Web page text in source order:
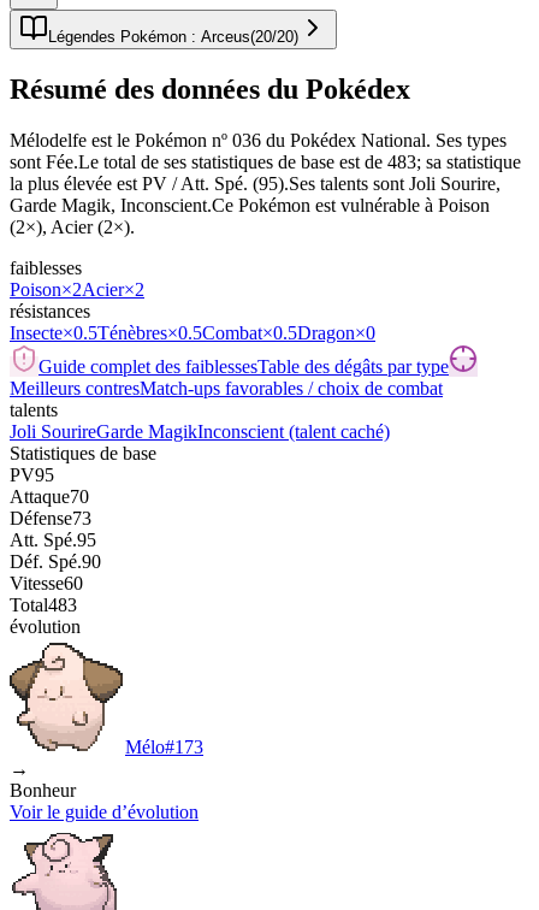
Légendes Pokémon : Arceus(20/20)
Résumé des données du Pokédex
Mélodelfe est le Pokémon nº 036 du Pokédex National. Ses types
sont Fée.Le total de ses statistiques de base est de 483; sa statistique
la plus élevée est PV / Att. Spé. (95).Ses talents sont Joli Sourire,
Garde Magik, Inconscient.Ce Pokémon est vulnérable à Poison
(2×), Acier (2×).
faiblesses
Poison×2Acier×2
résistances
Insecte×0.5Ténèbres×0.5Combat×0.5Dragon×0
Guide complet des faiblessesTable des dégâts par type
Meilleurs contresMatch-ups favorables / choix de combat
talents
Joli SourireGarde MagikInconscient (talent caché)
Statistiques de base
PV95
Attaque70
Défense73
Att. Spé.95
Déf. Spé.90
Vitesse60
Total483
évolution
Mélo#173
→
Bonheur
Voir le guide d’évolution